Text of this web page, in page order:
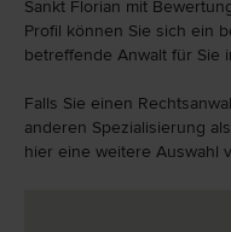
Sankt Florian mit
Profil können Sie sich ein
betreffende Anwalt für Sie
Falls Sie einen
anderen Spezialisierung
hier eine weitere Auswahl